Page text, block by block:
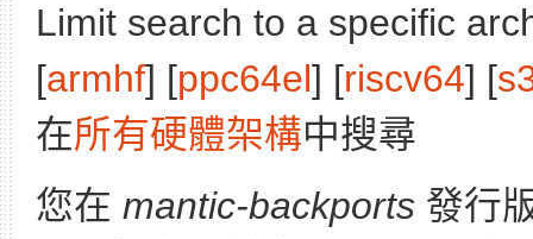
Limit search to a specific
[armhf] [ppc64el] [riscv64] [
在所有硬體架構中搜尋
您在 mantic-backports 發行